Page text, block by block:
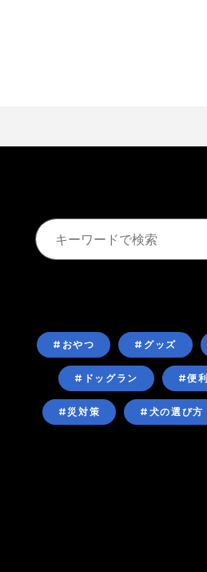
#おやつ #グッズ
#ドッグラン #便利
#災対策 #犬の選び方